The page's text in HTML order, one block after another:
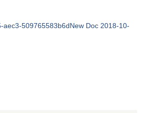
aec3-509765583b6dNew Doc 2018-10-